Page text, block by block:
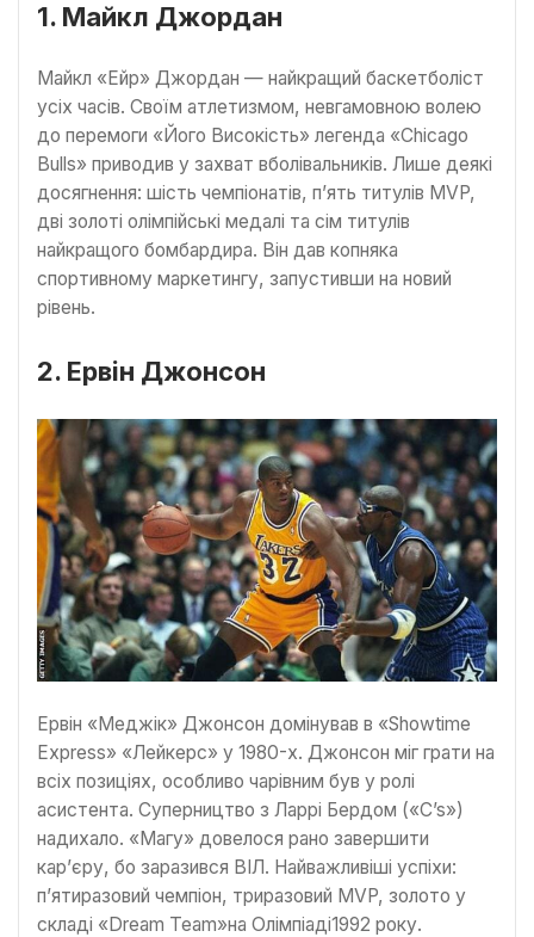
1. Майкл Джордан
Майкл «Ейр» Джордан — найкращий баскетболіст
усіх часів. Своїм атлетизмом, невгамовною волею
до перемоги «Його Високість» легенда «Chicago
Bulls» приводив у захват вболівальників. Лише деякі
досягнення: шість чемпіонатів, п’ять титулів MVP,
дві золоті олімпійські медалі та сім титулів
найкращого бомбардира. Він дав копняка
спортивному маркетингу, запустивши на новий
рівень.
2. Ервін Джонсон
Ервін «Меджік» Джонсон домінував в «Showtime
Express» «Лейкерс» у 1980-х. Джонсон міг грати на
всіх позиціях, особливо чарівним був у ролі
асистента. Суперництво з Ларрі Бердом («C’s»)
надихало. «Магу» довелося рано завершити
кар’єру, бо заразився ВІЛ. Найважливіші успіхи:
п’ятиразовий чемпіон, триразовий MVP, золото у
складі «Dream Team»на Олімпіаді1992 року.